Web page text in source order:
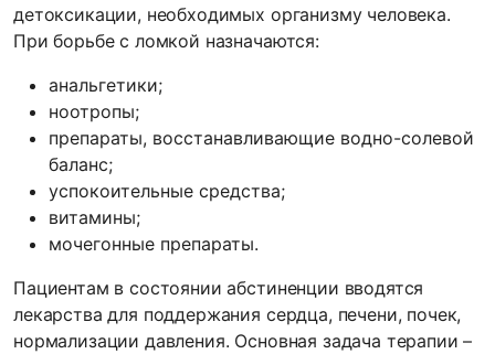
детоксикации, необходимых организму человека.
При борьбе с ломкой назначаются:
анальгетики;
ноотропы;
препараты, восстанавливающие водно-солевой
баланс;
успокоительные средства;
витамины;
мочегонные препараты.
Пациентам в состоянии абстиненции вводятся
лекарства для поддержания сердца, печени, почек,
нормализации давления. Основная задача терапии –